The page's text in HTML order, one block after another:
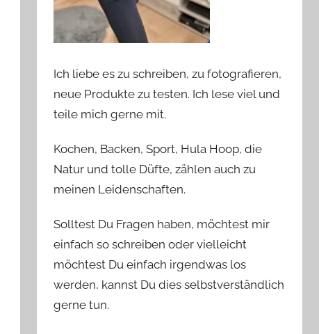
Ich liebe es zu schreiben, zu fotografieren,
neue Produkte zu testen. Ich lese viel und
teile mich gerne mit.
Kochen, Backen, Sport, Hula Hoop, die
Natur und tolle Düfte, zählen auch zu
meinen Leidenschaften.
Solltest Du Fragen haben, möchtest mir
einfach so schreiben oder vielleicht
möchtest Du einfach irgendwas los
werden, kannst Du dies selbstverständlich
gerne tun.